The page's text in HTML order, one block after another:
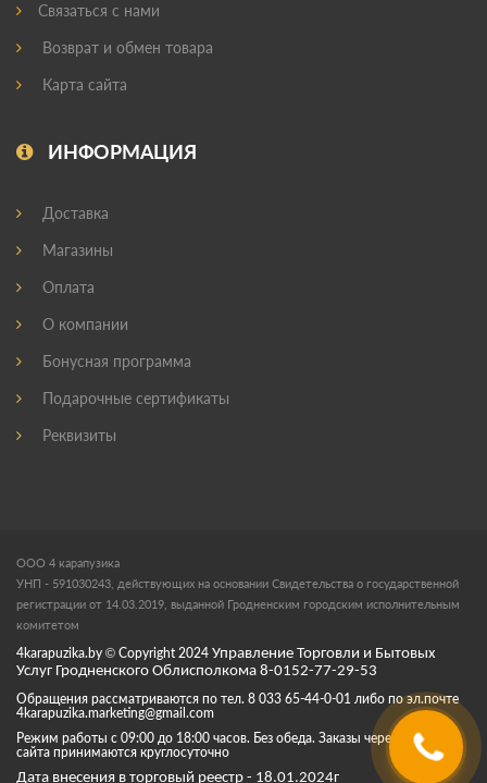
Связаться с нами
Возврат и обмен товара
Карта сайта
ИНФОРМАЦИЯ
Доставка
Магазины
Оплата
О компании
Бонусная программа
Подарочные сертификаты
Реквизиты
ООО 4 карапузика
УНП - 591030243, действующих на основании Свидетельства о государственной
регистрации от 14.03.2019, выданной Гродненским городским исполнительным
комитетом
4karapuzika.by © Copyright 2024 Управление Торговли и Бытовых
Услуг Гродненского Облисполкома 8-0152-77-29-53
Обращения рассматриваются по тел. 8 033 65-44-0-01 либо по эл.почте
4karapuzika.marketing@gmail.com
Режим работы с 09:00 до 18:00 часов. Без обеда. Заказы через корзину
сайта принимаются круглосуточно
Дата внесения в торговый реестр - 18.01.2024г